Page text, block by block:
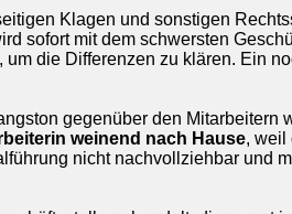
Klagen und sonstigen
sofort mit dem schwersten
die Differenzen zu klären. Ein
gegenüber den Mitarbeitern
weinend nach Hause, weil
nicht nachvollziehbar und